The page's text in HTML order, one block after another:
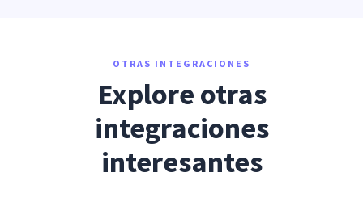
OTRAS INTEGRACIONES
Explore otras
integraciones
interesantes